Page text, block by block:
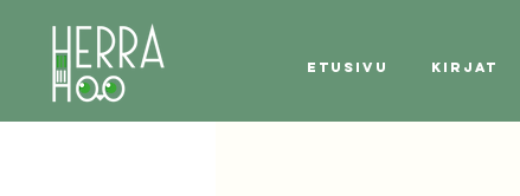
Etusivu Kirjat